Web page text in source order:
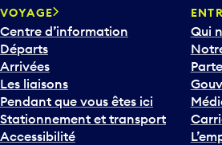
VOYAGE
Centre d’information
Départs
Arrivées
Les liaisons
Pendant que vous êtes ici
Stationnement et transport
Accessibilité
Qui